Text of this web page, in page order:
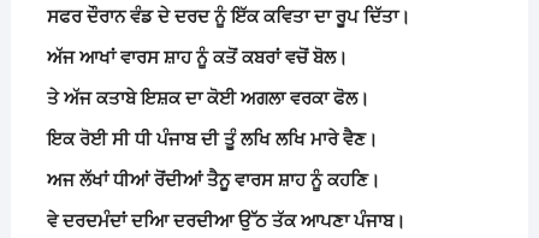
ਸਫਰ ਦੌਰਾਨ ਵੰਡ ਦੇ ਦਰਦ ਨੂੰ ਇੱਕ ਕਵਿਤਾ ਦਾ ਰੂਪ ਦਿੱਤਾ।
ਅੱਜ ਆਖਾਂ ਵਾਰਸ ਸ਼ਾਹ ਨੂੰ ਕਤੋਂ ਕਬਰਾਂ ਵਚੋਂ ਬੋਲ।
ਤੇ ਅੱਜ ਕਤਾਬੇ ਇਸ਼ਕ ਦਾ ਕੋਈ ਅਗਲਾ ਵਰਕਾ ਫੋਲ।
ਇਕ ਰੋਈ ਸੀ ਧੀ ਪੰਜਾਬ ਦੀ ਤੂੰ ਲਖਿ ਲਖਿ ਮਾਰੇ ਵੈਣ।
ਅਜ ਲੱਖਾਂ ਧੀਆਂ ਰੋਂਦੀਆਂ ਤੈਨੂ ਵਾਰਸ ਸ਼ਾਹ ਨੂੰ ਕਹਣਿ।
ਵੇ ਦਰਦਮੰਦਾਂ ਦਆਿ ਦਰਦੀਆ ਉੱਠ ਤੱਕ ਆਪਣਾ ਪੰਜਾਬ।